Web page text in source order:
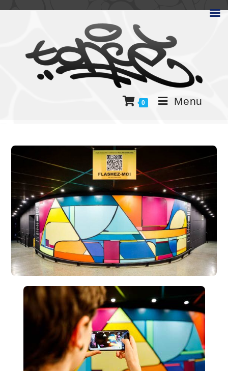
0 Menu